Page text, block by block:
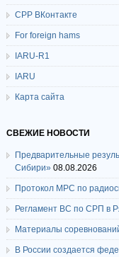
СРР ВКонтакте
For foreign hams
IARU-R1
IARU
Карта сайта
СВЕЖИЕ НОВОСТИ
Предварительные
Сибири» 08.08.2026
Протокол МРС по
Регламент ВС по СРП в
Материалы
В России создается